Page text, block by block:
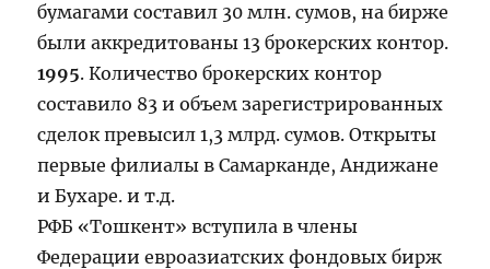
бумагами составил 30 млн. сумов, на бирже
были аккредитованы 13 брокерских контор.
1995. Количество брокерских контор
составило 83 и объем зарегистрированных
сделок превысил 1,3 млрд. сумов. Открыты
первые филиалы в Самарканде, Андижане
и Бухаре. и т.д.
РФБ «Тошкент» вступила в члены
Федерации евроазиатских фондовых бирж